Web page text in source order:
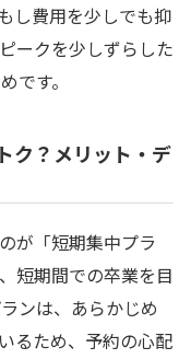
し費用を少しでも抑
ークを少しずらした
です。
ク？メリット・デ
が「短期集中プラ
短期間での卒業を目
ンは、あらかじめ
るため、予約の心配